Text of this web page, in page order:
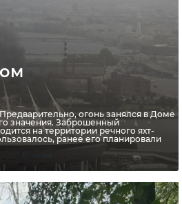
огонь занялся в Доме
значения. Заброшенный
на территории речного яхт-
ранее его планировали
Александр Дрозденко.
Гатчинского округа помочь
Людмила Нещадим сообщила,
Лиговской в Зайцево.
сделать в этом году,
возможность эти